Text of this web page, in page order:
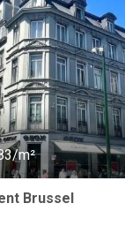
m²
Brussel